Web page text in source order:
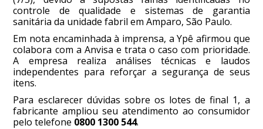
controle de qualidade e sistemas de garantia
sanitária da unidade fabril em Amparo, São Paulo.
Em nota encaminhada à imprensa, a Ypê afirmou que
colabora com a Anvisa e trata o caso com prioridade.
A empresa realiza análises técnicas e laudos
independentes para reforçar a segurança de seus
itens.
Para esclarecer dúvidas sobre os lotes de final 1, a
fabricante ampliou seu atendimento ao consumidor
pelo telefone 0800 1300 544.